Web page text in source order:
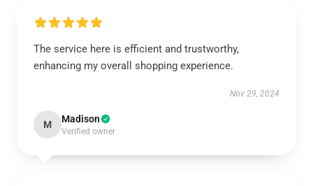
The service here is efficient and trustworthy,
enhancing my overall shopping experience.
Nov 29, 2024
M Madison
Verified owner